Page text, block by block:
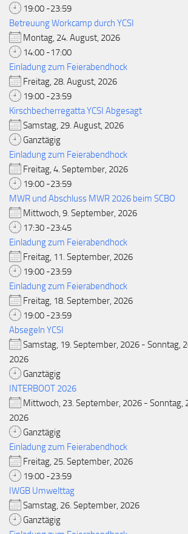
19:00 -23:59
Betreuung Workcamp durch YCSI
Montag, 24. August, 2026
14:00 -17:00
Einladung zum Feierabendhock
Freitag, 28. August, 2026
19:00 -23:59
Kirschbecherregatta YCSI Abgesagt
Samstag, 29. August, 2026
Ganztägig
Einladung zum Feierabendhock
Freitag, 4. September, 2026
19:00 -23:59
MWR und Abschluss MWR 2026 beim SCBO
Mittwoch, 9. September, 2026
17:30 -23:45
Einladung zum Feierabendhock
Freitag, 11. September, 2026
19:00 -23:59
Einladung zum Feierabendhock
Freitag, 18. September, 2026
19:00 -23:59
Absegeln YCSI
Samstag, 19. September, 2026 - Sonntag,
2026
Ganztägig
INTERBOOT 2026
Mittwoch, 23. September, 2026 - Sonntag,
2026
Ganztägig
Einladung zum Feierabendhock
Freitag, 25. September, 2026
19:00 -23:59
IWGB Umwelttag
Samstag, 26. September, 2026
Ganztägig